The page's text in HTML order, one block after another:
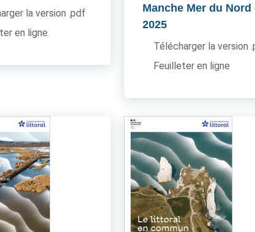
la version .pdf
en ligne
Manche Mer du Nord
2025
Télécharger la version
Feuilleter en ligne